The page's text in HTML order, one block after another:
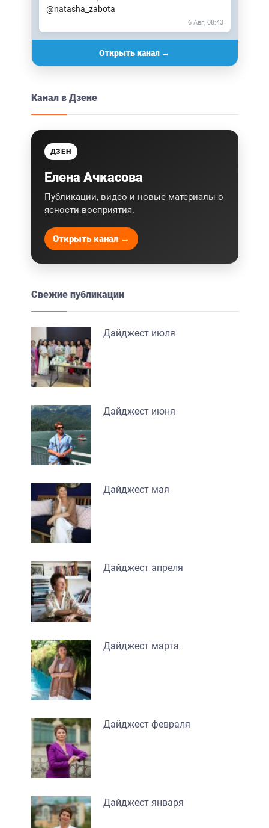
@natasha_zabota
6 Авг, 08:43
Открыть канал →
Канал в Дзене
ДЗЕН
Елена Ачкасова
Публикации, видео и новые материалы о
ясности восприятия.
Открыть канал →
Свежие публикации
Дайджест июля
Дайджест июня
Дайджест мая
Дайджест апреля
Дайджест марта
Дайджест февраля
Дайджест января